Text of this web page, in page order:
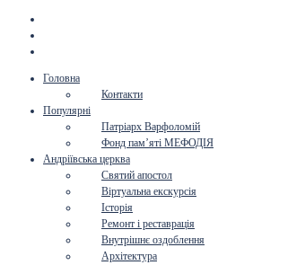
Головна
Контакти
Популярні
Патріарх Варфоломій
Фонд пам’яті МЕФОДІЯ
Андріївська церква
Святий апостол
Віртуальна екскурсія
Історія
Ремонт і реставрація
Внутрішнє оздоблення
Архітектура